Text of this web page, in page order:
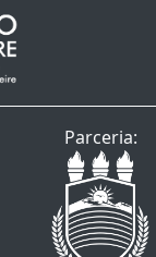
Parceria: